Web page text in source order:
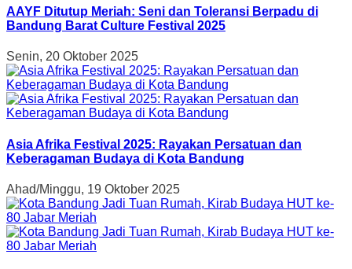
AAYF Ditutup Meriah: Seni dan Toleransi Berpadu di
Bandung Barat Culture Festival 2025
Senin, 20 Oktober 2025
Asia Afrika Festival 2025: Rayakan Persatuan dan
Keberagaman Budaya di Kota Bandung
Ahad/Minggu, 19 Oktober 2025